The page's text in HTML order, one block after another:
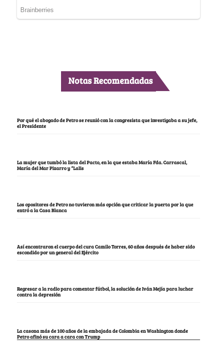
Notas Recomendadas
Por qué el abogado de Petro se reunió con la congresista que investigaba a su jefe,
el Presidente
La mujer que tumbó la lista del Pacto, en la que estaba María Fda. Carrascal,
María del Mar Pizarro y “Lalis
Los opositores de Petro no tuvieron más opción que criticar la puerta por la que
entró a la Casa Blanca
Así encontraron el cuerpo del cura Camilo Torres, 60 años después de haber sido
escondido por un general del Ejército
Regresar a la radio para comentar fútbol, la solución de Iván Mejía para luchar
contra la depresión
La casona más de 100 años de la embajada de Colombia en Washington donde
Petro afinó su cara a cara con Trump